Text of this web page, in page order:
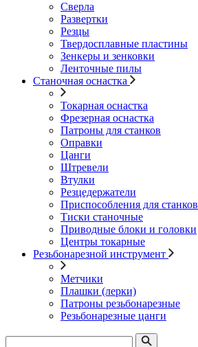
Сверла
Развертки
Резцы
Твердосплавные пластины
Зенкеры и зенковки
Ленточные пилы
Станочная оснастка
Токарная оснастка
Фрезерная оснастка
Патроны для станков
Оправки
Цанги
Штревели
Втулки
Резцедержатели
Приспособления для станков
Тиски станочные
Приводные блоки и головки
Центры токарные
Резьбонарезной инструмент
Метчики
Плашки (лерки)
Патроны резьбонарезные
Резьбонарезные цанги